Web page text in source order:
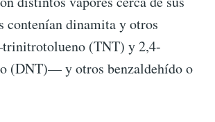
contenían dinamita y otros
(TNT) y 2,4-
(DNT)— y otros benzaldehído o